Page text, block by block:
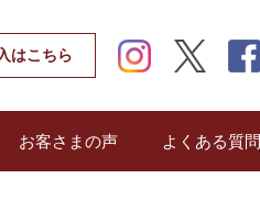
はこちら
instagram twitter
お客さまの声 よくある質問